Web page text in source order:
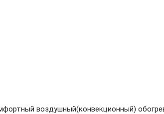
воздушный(конвекционный)